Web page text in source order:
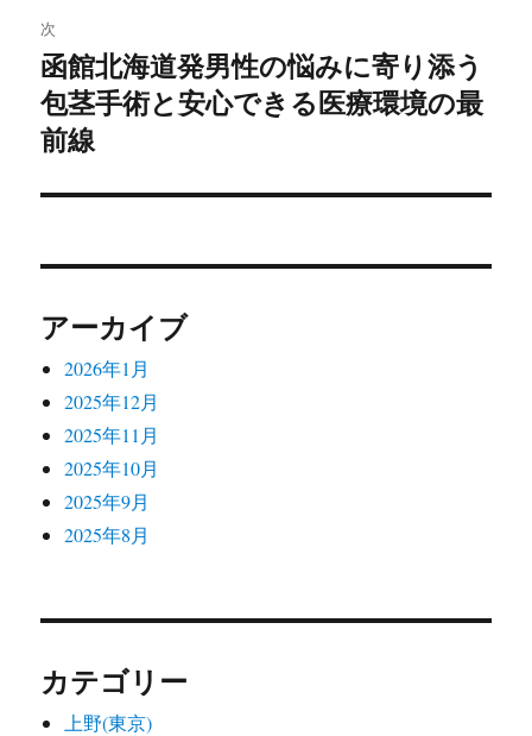
ゲ
ー
シ
次
次
の
投
函館北海道発男性の悩みに寄り添う
包茎手術と安心できる医療環境の最
前線
アーカイブ
2026年1月
2025年12月
2025年11月
2025年10月
2025年9月
2025年8月
カテゴリー
上野(東京)